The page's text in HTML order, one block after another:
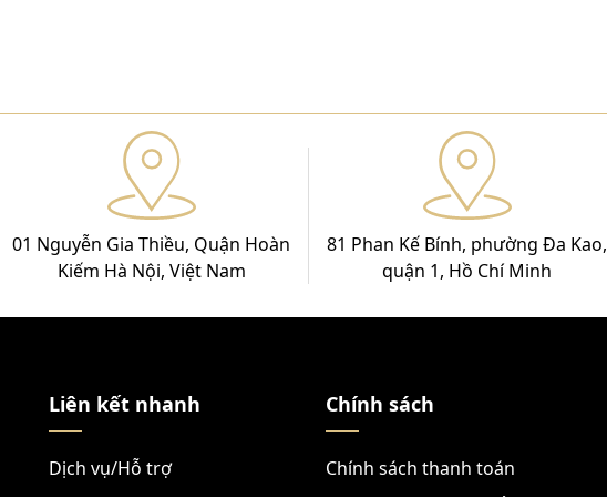
01 Nguyễn Gia Thiều, Quận Hoàn
Kiếm Hà Nội, Việt Nam
81 Phan Kế Bính, phường Đa Kao,
quận 1, Hồ Chí Minh
Liên kết nhanh
Dịch vụ/Hỗ trợ
Chính sách
Chính sách thanh toán